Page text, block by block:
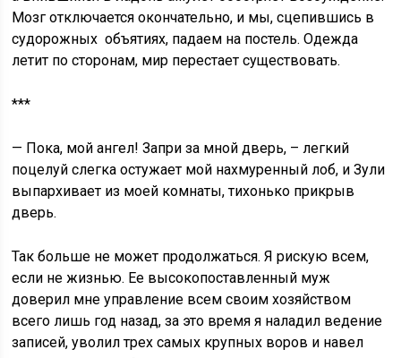
Мозг отключается окончательно, и мы, сцепившись в
судорожных объятиях, падаем на постель. Одежда
летит по сторонам, мир перестает существовать.
***
— Пока, мой ангел! Запри за мной дверь, – легкий
поцелуй слегка остужает мой нахмуренный лоб, и Зули
выпархивает из моей комнаты, тихонько прикрыв
дверь.
Так больше не может продолжаться. Я рискую всем,
если не жизнью. Ее высокопоставленный муж
доверил мне управление всем своим хозяйством
всего лишь год назад, за это время я наладил ведение
записей, уволил трех самых крупных воров и навел